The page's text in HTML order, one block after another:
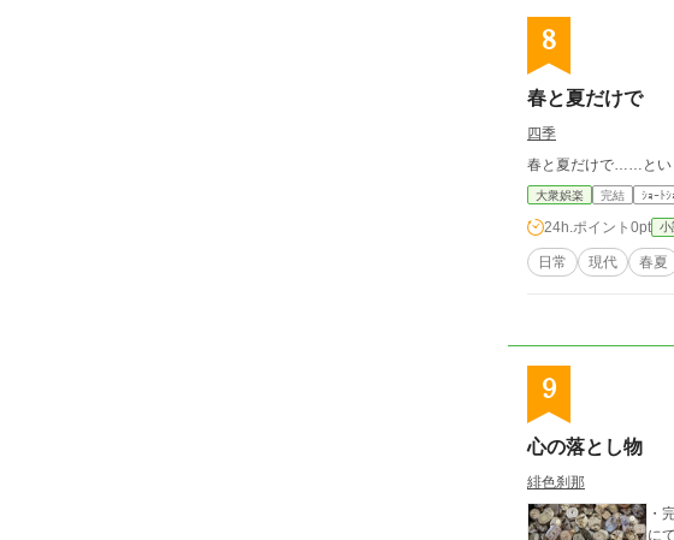
8
春と夏だけで
四季
大衆娯楽 完結 ｼｮｰﾄｼ
24h.ポイント 0pt 小
日常 現代 春夏
9
心の落とし物
緋色刹那
・
にて奨